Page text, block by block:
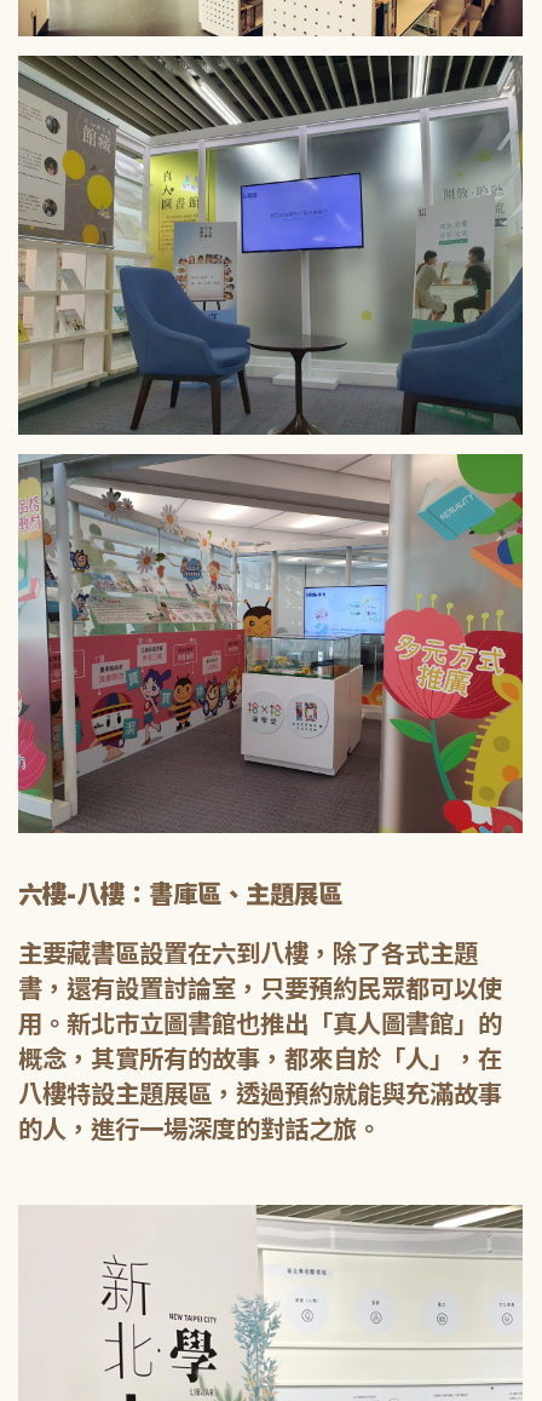
六樓-八樓：書庫區、主題展區
主要藏書區設置在六到八樓，除了各式主題
書，還有設置討論室，只要預約民眾都可以使
用。新北市立圖書館也推出「真人圖書館」的
概念，其實所有的故事，都來自於「人」，在
八樓特設主題展區，透過預約就能與充滿故事
的人，進行一場深度的對話之旅。